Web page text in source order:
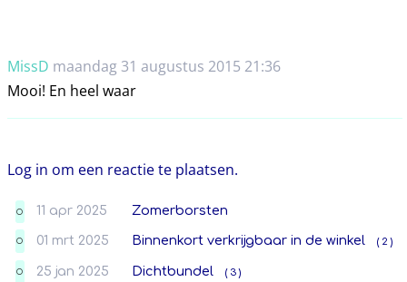
MissD maandag 31 augustus 2015 21:36
Mooi! En heel waar
Log in om een reactie te plaatsen.
O 11 apr 2025 Zomerborsten
O 01 mrt 2025 Binnenkort verkrijgbaar in de winkel ( 2 )
O 25 jan 2025 Dichtbundel ( 3 )